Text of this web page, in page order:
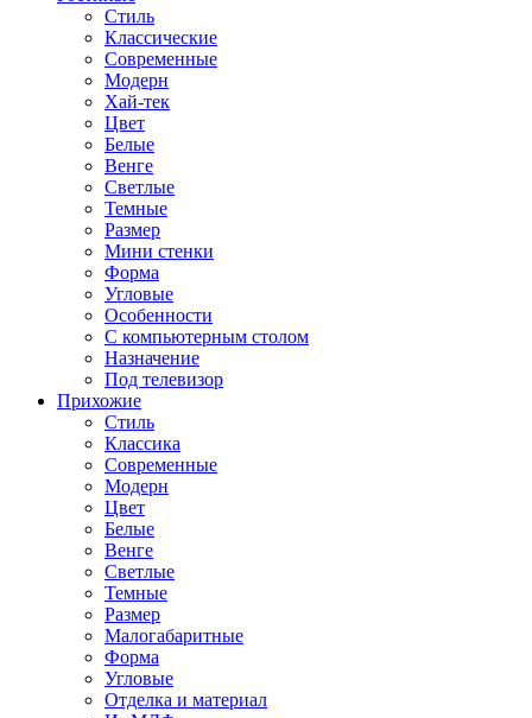
Стиль
Классические
Современные
Модерн
Хай-тек
Цвет
Белые
Венге
Светлые
Темные
Размер
Мини стенки
Форма
Угловые
Особенности
С компьютерным столом
Назначение
Под телевизор
Прихожие
Стиль
Классика
Современные
Модерн
Цвет
Белые
Венге
Светлые
Темные
Размер
Малогабаритные
Форма
Угловые
Отделка и материал